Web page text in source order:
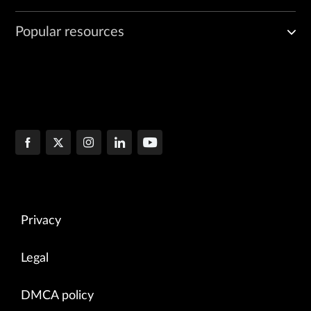
Popular resources
Privacy
Legal
DMCA policy